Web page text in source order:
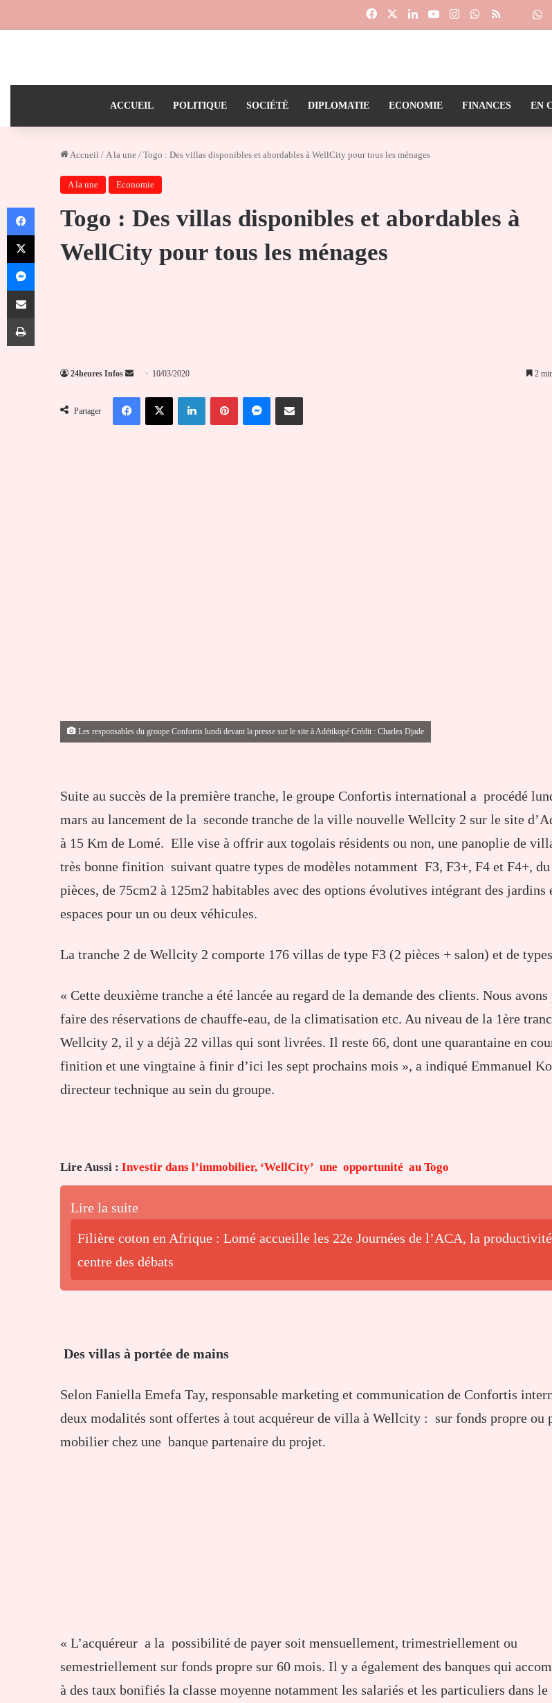
FacebookLinkedinYouTubeInstagramWhatsApp
RSS
ACCUEIL POLITIQUE SOCIÉTÉ DIPLOMATIE ECONOMIE FINANCES EN
Accueil / A la une / Togo : Des villas disponibles et abordables à WellCity pour tous les ménages
A la une Economie
Togo : Des villas disponibles et abordables à
WellCity pour tous les ménages
24heures Infos
Envoyer
courriel
10/03/2020 2
Partager
FacebookX LinkedinPinterestMessengerPartager par email
Les responsables du groupe Confortis lundi devant la presse sur le site à Adétikopé Crédit : Charles Djade
Suite au succès de la première tranche, le groupe Confortis international a procédé
mars au lancement de la seconde tranche de la ville nouvelle Wellcity 2 sur le site
à 15 Km de Lomé. Elle vise à offrir aux togolais résidents ou non, une panoplie de
très bonne finition suivant quatre types de modèles notamment F3, F3+, F4 et F4+, du
pièces, de 75cm2 à 125m2 habitables avec des options évolutives intégrant des jardins
espaces pour un ou deux véhicules.
La tranche 2 de Wellcity 2 comporte 176 villas de type F3 (2 pièces + salon) et de
« Cette deuxième tranche a été lancée au regard de la demande des clients. Nous avons
faire des réservations de chauffe-eau, de la climatisation etc. Au niveau de la 1ère
Wellcity 2, il y a déjà 22 villas qui sont livrées. Il reste 66, dont une quarantaine en
finition et une vingtaine à finir d’ici les sept prochains mois », a indiqué Emmanuel
directeur technique au sein du groupe.
Lire Aussi : Investir dans l’immobilier, ‘WellCity’ une opportunité au Togo
Lire la suite
Filière coton en Afrique : Lomé accueille les 22e Journées de l’ACA, la
centre des débats
Des villas à portée de mains
Selon Faniella Emefa Tay, responsable marketing et communication de Confortis
deux modalités sont offertes à tout acquéreur de villa à Wellcity : sur fonds propre ou
mobilier chez une banque partenaire du projet.
« L’acquéreur a la possibilité de payer soit mensuellement, trimestriellement ou
semestriellement sur fonds propre sur 60 mois. Il y a également des banques qui
à des taux bonifiés la classe moyenne notamment les salariés et les particuliers dans le
Facebook
X
Messenger
Partager par email